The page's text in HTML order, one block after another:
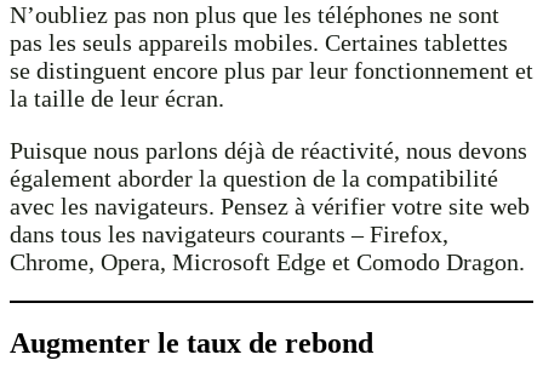
N’oubliez pas non plus que les téléphones ne sont
pas les seuls appareils mobiles. Certaines tablettes
se distinguent encore plus par leur fonctionnement et
la taille de leur écran.
Puisque nous parlons déjà de réactivité, nous devons
également aborder la question de la compatibilité
avec les navigateurs. Pensez à vérifier votre site web
dans tous les navigateurs courants – Firefox,
Chrome, Opera, Microsoft Edge et Comodo Dragon.
Augmenter le taux de rebond